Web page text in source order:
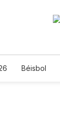
Béisbol